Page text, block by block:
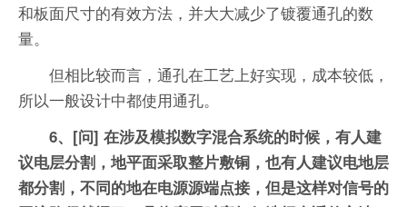
和板面尺寸的有效方法，并大大减少了镀覆通孔的数
量。
但相比较而言，通孔在工艺上好实现，成本较低，
所以一般设计中都使用通孔。
6、[问] 在涉及模拟数字混合系统的时候，有人建
议电层分割，地平面采取整片敷铜，也有人建议电地层
都分割，不同的地在电源源端点接，但是这样对信号的